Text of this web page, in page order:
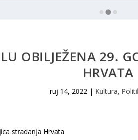
OBILJEŽENA 29.
HRVATA
ruj 14, 2022| Kultura,